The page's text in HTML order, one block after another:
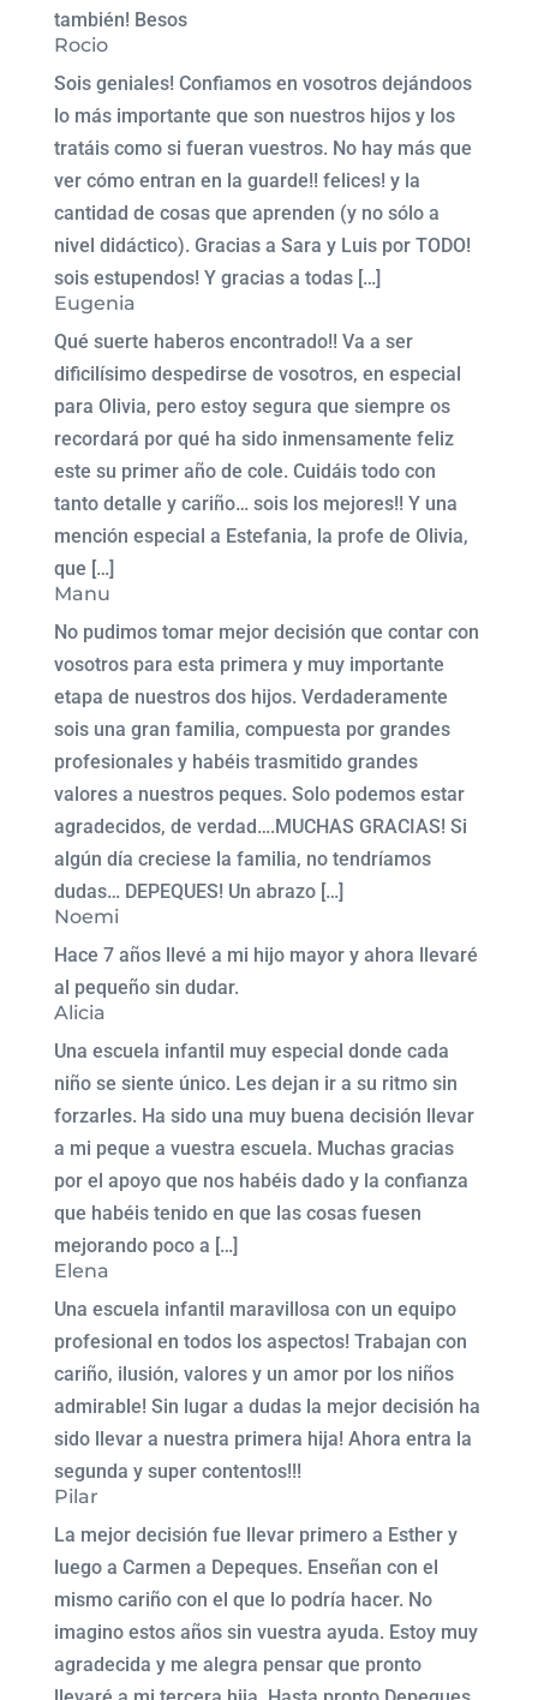
también! Besos
Rocio
Sois geniales! Confiamos en vosotros dejándoos
lo más importante que son nuestros hijos y los
tratáis como si fueran vuestros. No hay más que
ver cómo entran en la guarde!! felices! y la
cantidad de cosas que aprenden (y no sólo a
nivel didáctico). Gracias a Sara y Luis por TODO!
sois estupendos! Y gracias a todas […]
Eugenia
Qué suerte haberos encontrado!! Va a ser
dificilísimo despedirse de vosotros, en especial
para Olivia, pero estoy segura que siempre os
recordará por qué ha sido inmensamente feliz
este su primer año de cole. Cuidáis todo con
tanto detalle y cariño… sois los mejores!! Y una
mención especial a Estefania, la profe de Olivia,
que […]
Manu
No pudimos tomar mejor decisión que contar con
vosotros para esta primera y muy importante
etapa de nuestros dos hijos. Verdaderamente
sois una gran familia, compuesta por grandes
profesionales y habéis trasmitido grandes
valores a nuestros peques. Solo podemos estar
agradecidos, de verdad….MUCHAS GRACIAS! Si
algún día creciese la familia, no tendríamos
dudas… DEPEQUES! Un abrazo […]
Noemi
Hace 7 años llevé a mi hijo mayor y ahora llevaré
al pequeño sin dudar.
Alicia
Una escuela infantil muy especial donde cada
niño se siente único. Les dejan ir a su ritmo sin
forzarles. Ha sido una muy buena decisión llevar
a mi peque a vuestra escuela. Muchas gracias
por el apoyo que nos habéis dado y la confianza
que habéis tenido en que las cosas fuesen
mejorando poco a […]
Elena
Una escuela infantil maravillosa con un equipo
profesional en todos los aspectos! Trabajan con
cariño, ilusión, valores y un amor por los niños
admirable! Sin lugar a dudas la mejor decisión ha
sido llevar a nuestra primera hija! Ahora entra la
segunda y super contentos!!!
Pilar
La mejor decisión fue llevar primero a Esther y
luego a Carmen a Depeques. Enseñan con el
mismo cariño con el que lo podría hacer. No
imagino estos años sin vuestra ayuda. Estoy muy
agradecida y me alegra pensar que pronto